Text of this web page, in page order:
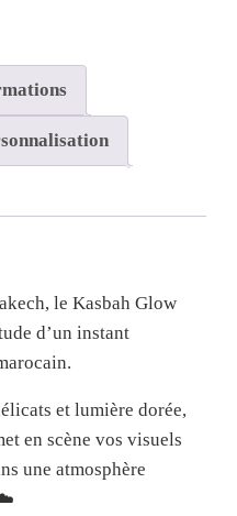
le Kasbah Glow
d’un instant
et lumière dorée,
en scène vos visuels
une atmosphère